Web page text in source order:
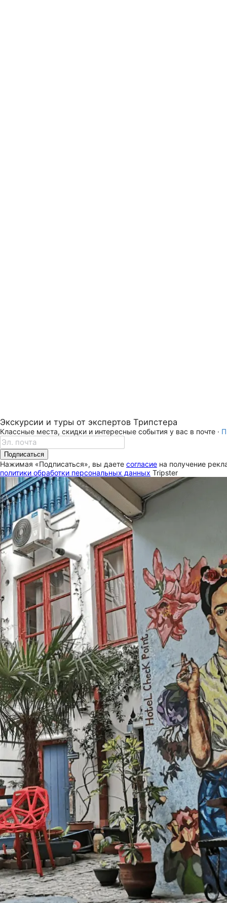
Экскурсии и туры от экспертов Трипстера
Классные места, скидки и интересные события у вас в почте ·
Подписаться
Нажимая «Подписаться», вы даете согласие на получение
политики обработки персональных данных Tripster